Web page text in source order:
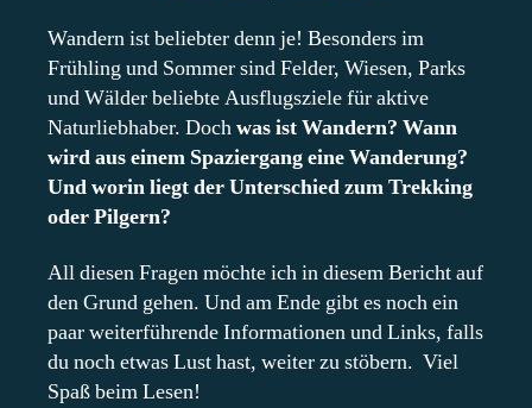
Wandern ist beliebter denn je! Besonders im
Frühling und Sommer sind Felder, Wiesen, Parks
und Wälder beliebte Ausflugsziele für aktive
Naturliebhaber. Dochwas ist Wandern? Wann
wird aus einem Spaziergang eine Wanderung?
Und worin liegt der Unterschied zum Trekking
oder Pilgern?
All diesen Fragen möchte ich in diesem Bericht auf
den Grund gehen. Und am Ende gibt es noch ein
paar weiterführende Informationen und Links, falls
du noch etwas Lust hast, weiter zu stöbern. Viel
Spaß beim Lesen!